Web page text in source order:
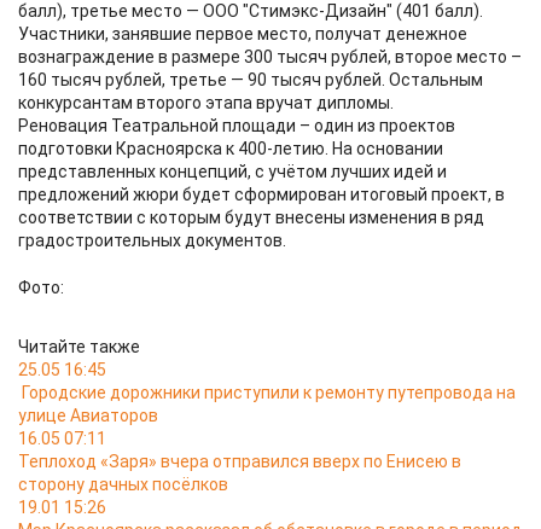
балл), третье место — ООО "Стимэкс-Дизайн" (401 балл).
Участники, занявшие первое место, получат денежное
вознаграждение в размере 300 тысяч рублей, второе место –
160 тысяч рублей, третье — 90 тысяч рублей. Остальным
конкурсантам второго этапа вручат дипломы.
Реновация Театральной площади – один из проектов
подготовки Красноярска к 400-летию. На основании
представленных концепций, с учётом лучших идей и
предложений жюри будет сформирован итоговый проект, в
соответствии с которым будут внесены изменения в ряд
градостроительных документов.
Фото:
Читайте также
25.05 16:45
Городские дорожники приступили к ремонту путепровода на
улице Авиаторов
16.05 07:11
Теплоход «Заря» вчера отправился вверх по Енисею в
сторону дачных посёлков
19.01 15:26